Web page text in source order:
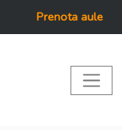
Prenota aule